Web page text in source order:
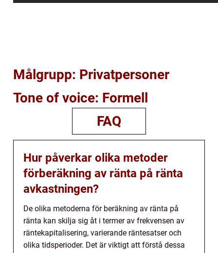
Målgrupp: Privatpersoner
Tone of voice: Formell
FAQ
Hur påverkar olika metoder
förberäkning av ränta på ränta
avkastningen?
De olika metoderna för beräkning av ränta på
ränta kan skilja sig åt i termer av frekvensen av
räntekapitalisering, varierande räntesatser och
olika tidsperioder. Det är viktigt att förstå dessa